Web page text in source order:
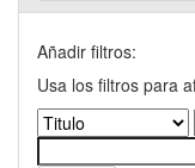
Añadir filtros:
Usa los filtros para